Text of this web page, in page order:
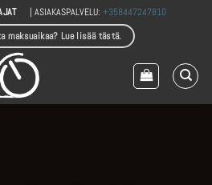
| ASIAKASPALVELU:+358447247810
maksuaikaa? Lue lisää tästä.